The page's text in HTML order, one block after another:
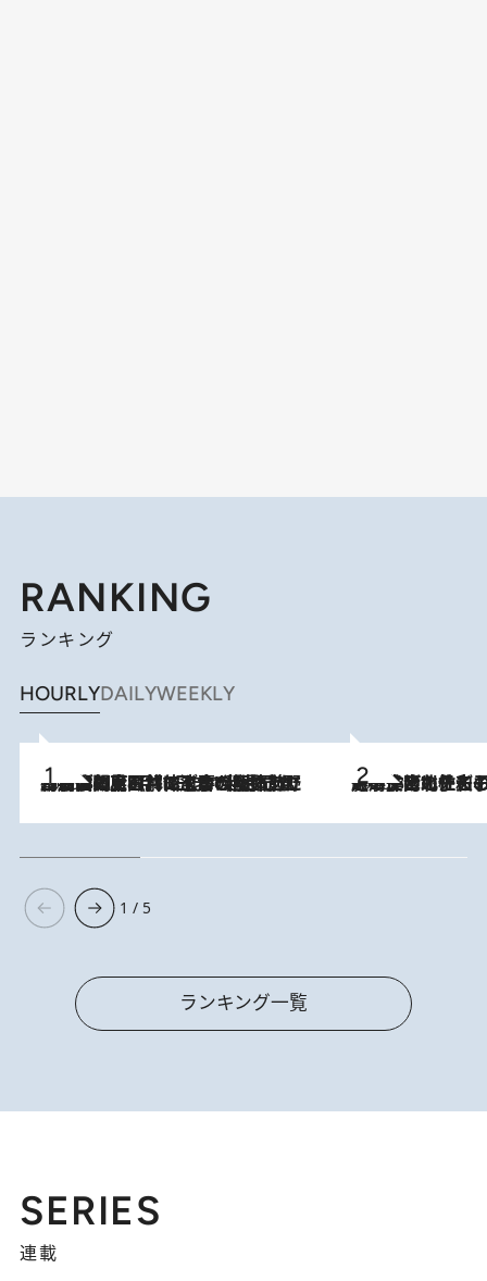
RANKING
ランキング
HOURLYDAILYWEEKLY
2026.8.8
「最後に見られてよかった」上野動物園の東園パンダ舎が解体前に特別公開。8月16日まで延長されたパネル展と共に辿る“半世紀”のパンダ飼育《解体工事の図面あり》 2026.8.3
《「文士の子ども被害者の会」発足！》阿川佐和子（72）が語る遠藤周作に北杜夫、劇作家・矢代静一の子どもたちの“文豪プライベート事件簿”
1 / 5
ランキング一覧
SERIES
連載